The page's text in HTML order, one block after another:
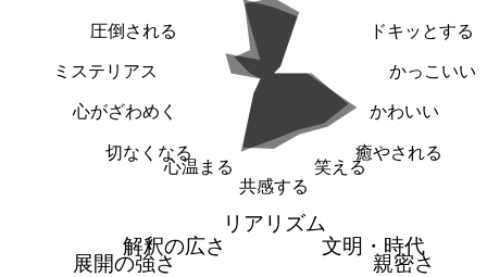
ドキッとする
かっこいい
かわいい
癒やされる
笑える
共感する
心温まる
切なくなる
心がざわめく
ミステリアス
圧倒される
リアリズム
文明・時代
親密さ
展開の強さ
解釈の広さ